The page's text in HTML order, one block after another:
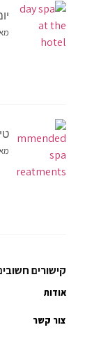
מאי 14,
מאי 14,
קישורים
אודות
צור קשר